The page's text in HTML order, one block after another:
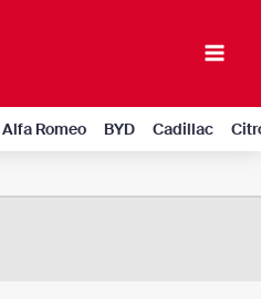
Alfa Romeo BYD Cadillac